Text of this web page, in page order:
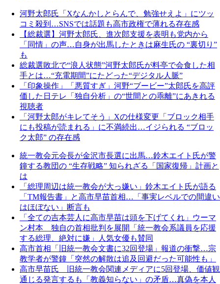
河野太郎氏「Xなんかしとらんで、勉強せえよ」にツッ
コミ殺到…SNSでは話題も高市政権で薄れる存在感
【総裁選】河野太郎氏、進次郎支援を表明も党内から
「同情」の声…自身が出馬したときは麻生氏の “裏切り”
も
総裁選敗北で“浪人状態”河野太郎氏が料亭で会食した相
手とは…“充電期間”にたどった“デジタル人脈”
「印象操作」「悪質すぎ」河野“ブービー”太郎氏を高評
価した日テレ「独自分析」の“世間との乖離”にあきれる
視聴者
「河野太郎がキレてそう」Xの仕様変更「ブロック相手
にも投稿が読まれる」に不満続出…イジられる “ブロッ
ク太郎” の存在感
統一教会元会長が金沢市長選に出馬…鈴木エイト氏が警
鐘する教団の “生存戦略” 知られざる「国家復帰」計画と
は
「総理周辺は統一教会が大っ嫌い」鈴木エイト氏が語る
「TM報告書」と高市早苗首相…「事実レベルでの間違い
はほぼない」断言も
「全ての吉本芸人に高市早苗は頭を下げてくれ」ウーマ
ン村本 独自の首相批判を展開「統一教会系議員を応援
する総理、絶対に嫌」人気女優も賛同
高市首相「旧統一教会文書に32回登場」報道の衝撃…宗
教学者が警鐘「突然の解散は追及回避だった可能性も」
高市早苗氏 旧統一教会関連メディアに5回登場、価値観
通じる発言するも「教義知らない」の矛盾…真偽を本人